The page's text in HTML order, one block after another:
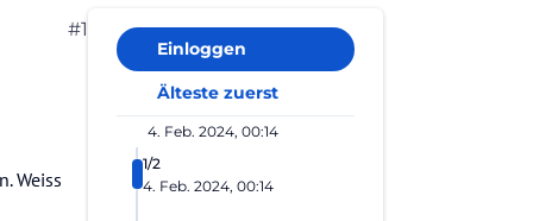
#1
Weiss
Einloggen
Älteste zuerst
4. Feb. 2024, 00:14
1/2
4. Feb. 2024, 00:14